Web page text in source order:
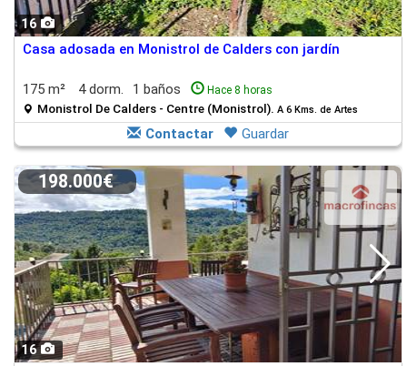
16
Casa adosada en Monistrol de Calders con jardín
175 m² 4 dorm. 1 baños Hace 8 horas
Monistrol De Calders - Centre (Monistrol). A 6 Kms. de Artes
Contactar Guardar
16
198.000€